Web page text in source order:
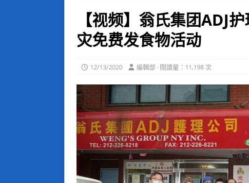
【视频】翁氏集团ADJ
灾免费发食物活动
12/13/2020 編輯部 · 閱讀量：11,198 次